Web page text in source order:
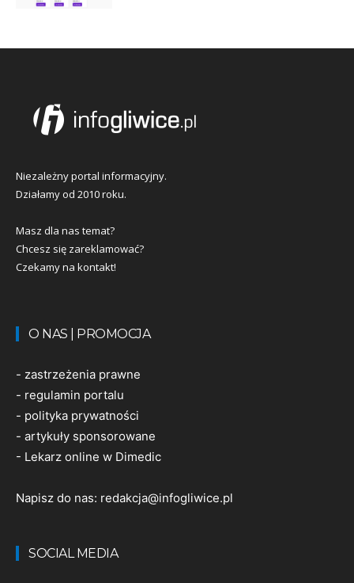
Niezależny portal informacyjny.
Działamy od 2010 roku.
Masz dla nas temat?
Chcesz się zareklamować?
Czekamy na kontakt!
O NAS | PROMOCJA
- zastrzeżenia prawne
- regulamin portalu
- polityka prywatności
- artykuły sponsorowane
- Lekarz online w Dimedic
Napisz do nas: redakcja@infogliwice.pl
SOCIAL MEDIA